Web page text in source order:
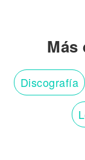
Más
Discografía